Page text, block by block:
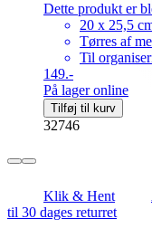
Dette produkt er
20 x 25,5
Tørres af
Til
149.-
På lager online
Tilføj til kurv
32746
Klik & Hent
til 30 dages returret